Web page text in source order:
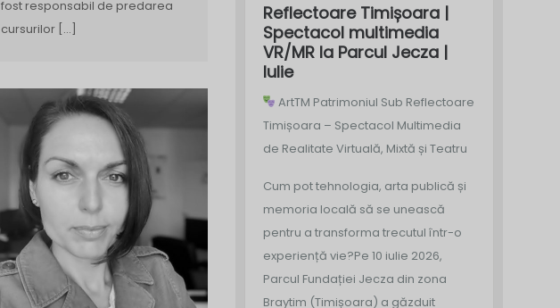
fost responsabil de predarea
cursurilor […]
Reflectoare Timișoara |
Spectacol multimedia
VR/MR la Parcul Jecza |
Iulie
ArtTM Patrimoniul Sub Reflectoare
Timișoara – Spectacol Multimedia
de Realitate Virtuală, Mixtă și Teatru
Cum pot tehnologia, arta publică și
memoria locală să se unească
pentru a transforma trecutul într-o
experiență vie?Pe 10 iulie 2026,
Parcul Fundației Jecza din zona
Braytim (Timișoara) a găzduit